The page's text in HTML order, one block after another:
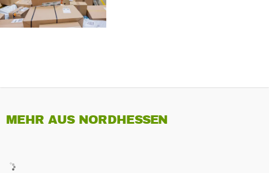
MEHR AUS NORDHESSEN